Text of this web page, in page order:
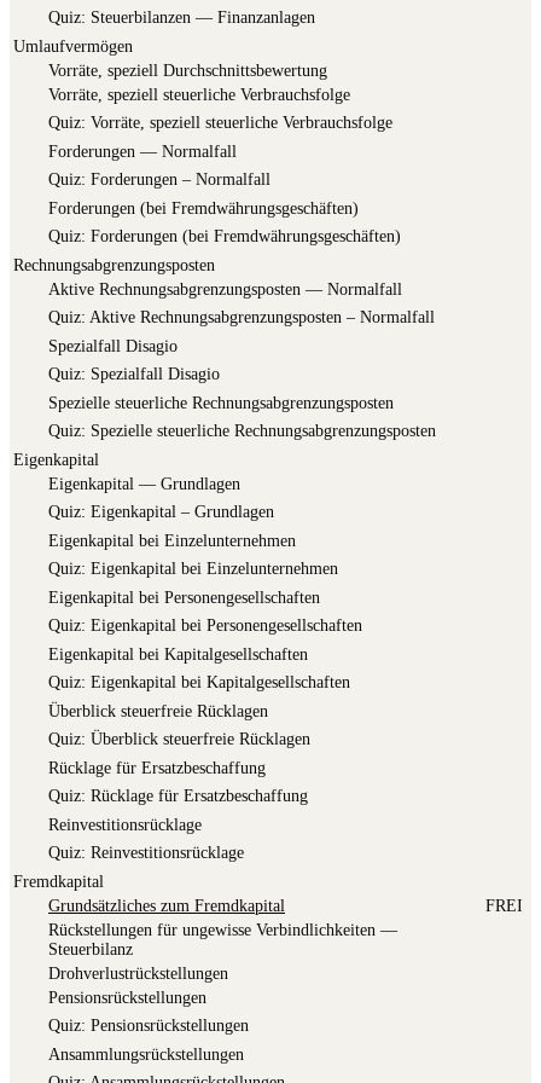
Quiz: Steu­er­bi­lan­zen — Finanzanlagen
Umlaufvermögen
Vor­rä­te, spe­zi­ell Durchschnittsbewertung
Vor­rä­te, spe­zi­ell steu­er­li­che Verbrauchsfolge
Quiz: Vor­rä­te, spe­zi­ell steu­er­li­che Verbrauchsfolge
For­de­run­gen — Normalfall
Quiz: For­de­run­gen – Normalfall
For­de­run­gen (bei Fremdwährungsgeschäften)
Quiz: For­de­run­gen (bei Fremdwährungsgeschäften)
Rechnungsabgrenzungsposten
Akti­ve Rech­nungs­ab­gren­zungs­pos­ten — Normalfall
Quiz: Akti­ve Rech­nungs­ab­gren­zungs­pos­ten – Normalfall
Spe­zi­al­fall Disagio
Quiz: Spe­zi­al­fall Disagio
Spe­zi­el­le steu­er­li­che Rechnungsabgrenzungsposten
Quiz: Spe­zi­el­le steu­er­li­che Rechnungsabgrenzungsposten
Eigenkapital
Eigen­ka­pi­tal — Grundlagen
Quiz: Eigen­ka­pi­tal – Grundlagen
Eigen­ka­pi­tal bei Einzelunternehmen
Quiz: Eigen­ka­pi­tal bei Einzelunternehmen
Eigen­ka­pi­tal bei Personengesellschaften
Quiz: Eigen­ka­pi­tal bei Personengesellschaften
Eigen­ka­pi­tal bei Kapitalgesellschaften
Quiz: Eigen­ka­pi­tal bei Kapitalgesellschaften
Über­blick steu­er­freie Rücklagen
Quiz: Über­blick steu­er­freie Rücklagen
Rück­la­ge für Ersatzbeschaffung
Quiz: Rück­la­ge für Ersatzbeschaffung
Reinves­ti­ti­ons­rück­la­ge
Quiz: Reinves­ti­ti­ons­rück­la­ge
Fremdkapital
Grund­sätz­li­ches zum Fremdkapital
FREI
Rück­stel­lun­gen für unge­wis­se Ver­bind­lich­kei­ten —
Steuerbilanz
Droh­ver­lust­rück­stel­lun­gen
Pen­si­ons­rück­stel­lun­gen
Quiz: Pen­si­ons­rück­stel­lun­gen
Ansamm­lungs­rück­stel­lun­gen